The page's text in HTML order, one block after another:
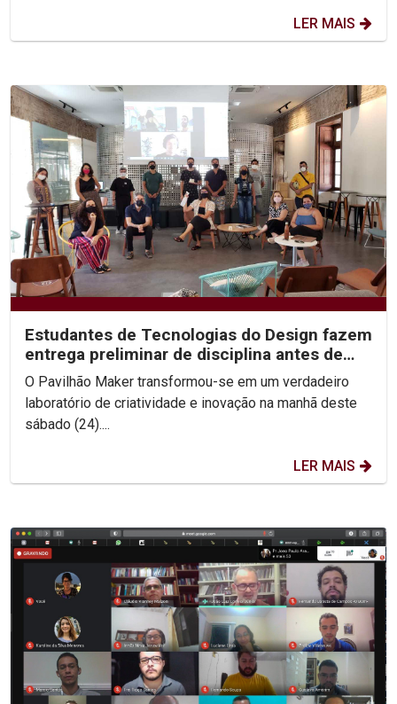
LER MAIS
Estudantes de Tecnologias do Design fazem
entrega preliminar de disciplina antes de
workshop...
O Pavilhão Maker transformou-se em um verdadeiro
laboratório de criatividade e inovação na manhã deste
sábado (24)....
LER MAIS